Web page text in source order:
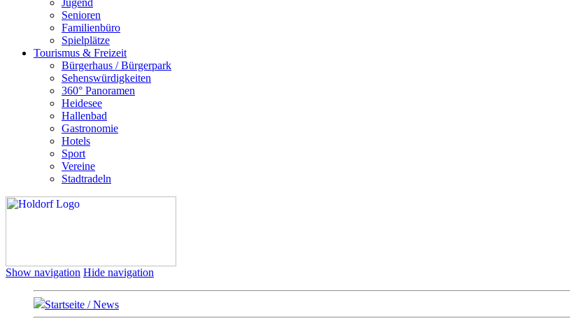
Jugend
Senioren
Familienbüro
Spielplätze
Tourismus & Freizeit
Bürgerhaus / Bürgerpark
Sehenswürdigkeiten
360° Panoramen
Heidesee
Hallenbad
Gastronomie
Hotels
Sport
Vereine
Stadtradeln
Show navigation Hide navigation
Startseite / News